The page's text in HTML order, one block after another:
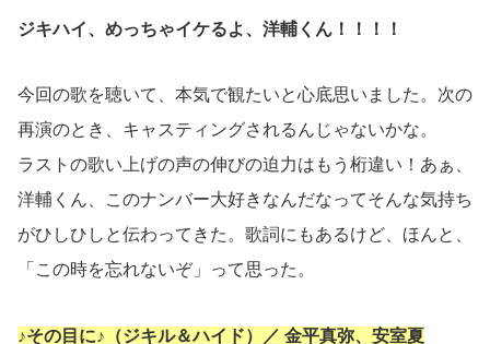
ジキハイ、めっちゃイケるよ、洋輔くん！！！！
今回の歌を聴いて、本気で観たいと心底思いました。次の
再演のとき、キャスティングされるんじゃないかな。
ラストの歌い上げの声の伸びの迫力はもう桁違い！あぁ、
洋輔くん、このナンバー大好きなんだなってそんな気持ち
がひしひしと伝わってきた。歌詞にもあるけど、ほんと、
「この時を忘れないぞ」って思った。
♪その目に♪（ジキル＆ハイド）／ 金平真弥、安室夏